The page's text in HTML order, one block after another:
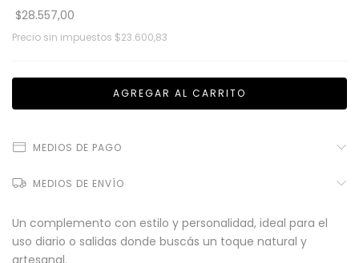
$28.557,00
Precio sin impuestos $23.600,83
MEDIOS DE PAGO
MEDIOS DE ENVÍO
Un complemento con estilo y personalidad, ideal para el
uso diario o salidas donde buscás un toque natural y